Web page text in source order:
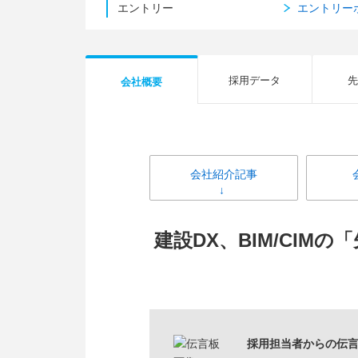
エントリー エントリー
会社概要 採用データ
会社紹介記事
建設DX、BIM/CIMの
採用担当者からの伝